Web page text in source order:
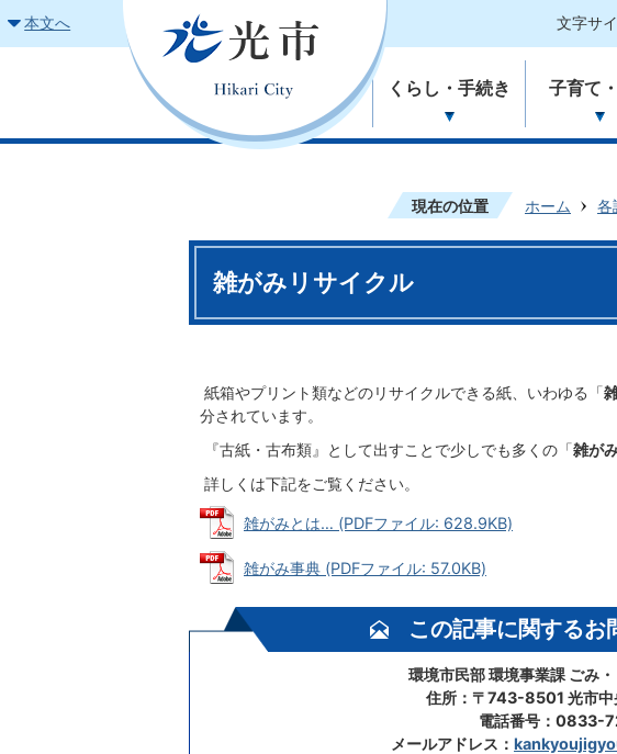
本文へ 文字サ
くらし・手続き 子育て
現在の位置 ホーム 各
雑がみリサイクル
紙箱やプリント類などのリサイクルできる紙、いわゆる「
分されています。
『古紙・古布類』として出すことで少しでも多くの「雑が
詳しくは下記をご覧ください。
雑がみとは… (PDFファイル: 628.9KB)
雑がみ事典 (PDFファイル: 57.0KB)
この記事に関するお
環境市民部 環境事業課 ごみ
住所：〒743-8501 光市中
電話番号：0833-
メールアドレス：